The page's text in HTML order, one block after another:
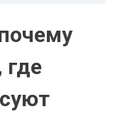
где